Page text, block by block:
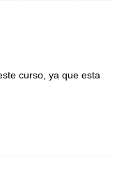
curso, ya que esta